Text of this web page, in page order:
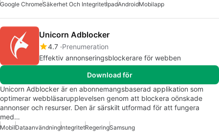
Google ChromeSäkerhet Och IntegritetIpadAndroidMobilapp
Unicorn Adblocker
4.7 Prenumeration
Effektiv annonseringsblockerare för webben
Download för
Unicorn Adblocker är en abonnemangsbaserad applikation som
optimerar webbläsarupplevelsen genom att blockera oönskade
annonser och resurser. Den är särskilt utformad för att fungera
med…
MobilDataanvändningIntegritetRegeringSamsung